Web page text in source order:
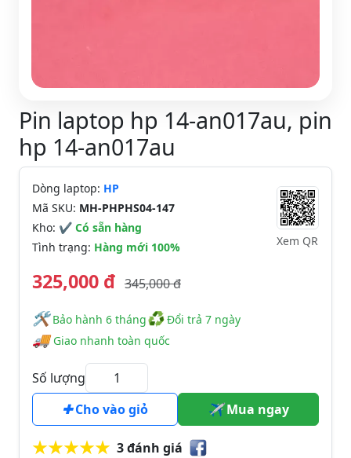
Pin laptop hp 14-an017au, pin
hp 14-an017au
Dòng laptop: HP
Mã SKU: MH-PHPHS04-147
Kho: ✔ Có sẵn hàng
Tình trạng: Hàng mới 100% Xem QR
325,000 đ 345,000 đ
🛠️️ Bảo hành 6 tháng♻Đổi trả 7 ngày
🚚Giao nhanh toàn quốc
Số lượng
Cho vào giỏ
Mua ngay
3 đánh giá